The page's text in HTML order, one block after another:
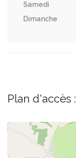
Samedi
Dimanche
Plan d'accès :